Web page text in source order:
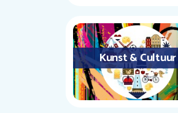
Kunst & Cultuur